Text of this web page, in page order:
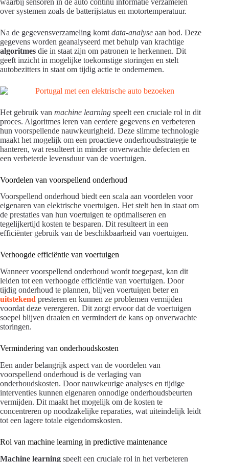
over systemen zoals de batterijstatus en motortemperatuur.
Na de gegevensverzameling komt data-analyse aan bod. Deze
gegevens worden geanalyseerd met behulp van krachtige
algoritmes die in staat zijn om patronen te herkennen. Dit
geeft inzicht in mogelijke toekomstige storingen en stelt
autobezitters in staat om tijdig actie te ondernemen.
Het gebruik van machine learning speelt een cruciale rol in dit
proces. Algoritmes leren van eerdere gegevens en verbeteren
hun voorspellende nauwkeurigheid. Deze slimme technologie
maakt het mogelijk om een proactieve onderhoudsstrategie te
hanteren, wat resulteert in minder onverwachte defecten en
een verbeterde levensduur van de voertuigen.
Voordelen van voorspellend onderhoud
Voorspellend onderhoud biedt een scala aan voordelen voor
eigenaren van elektrische voertuigen. Het stelt hen in staat om
de prestaties van hun voertuigen te optimaliseren en
tegelijkertijd kosten te besparen. Dit resulteert in een
efficiënter gebruik van de beschikbaarheid van voertuigen.
Verhoogde efficiëntie van voertuigen
Wanneer voorspellend onderhoud wordt toegepast, kan dit
leiden tot een verhoogde efficiëntie van voertuigen. Door
tijdig onderhoud te plannen, blijven voertuigen beter en
uitstekend presteren en kunnen ze problemen vermijden
voordat deze verergeren. Dit zorgt ervoor dat de voertuigen
soepel blijven draaien en vermindert de kans op onverwachte
storingen.
Vermindering van onderhoudskosten
Een ander belangrijk aspect van de voordelen van
voorspellend onderhoud is de verlaging van
onderhoudskosten. Door nauwkeurige analyses en tijdige
interventies kunnen eigenaren onnodige onderhoudsbeurten
vermijden. Dit maakt het mogelijk om de kosten te
concentreren op noodzakelijke reparaties, wat uiteindelijk leidt
tot een lagere totale eigendomskosten.
Rol van machine learning in predictive maintenance
Machine learning speelt een cruciale rol in het verbeteren